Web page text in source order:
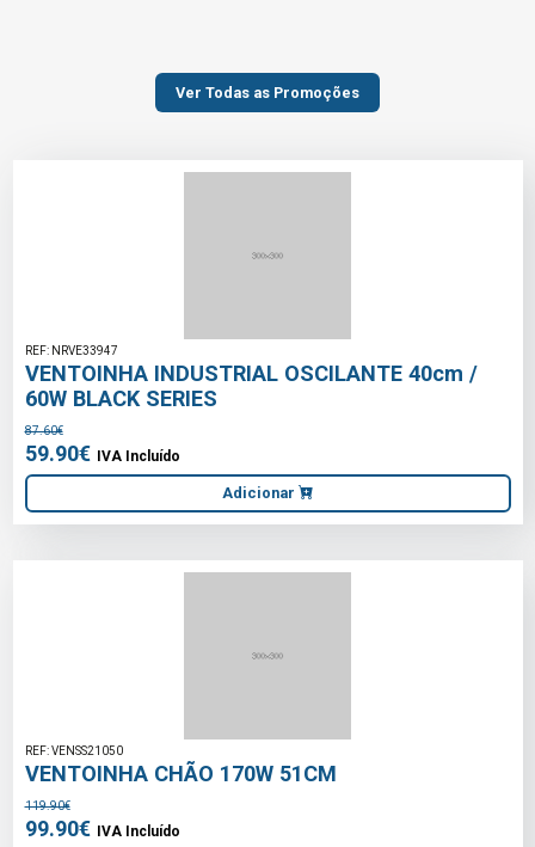
Ver Todas as Promoções
REF: NRVE33947
VENTOINHA INDUSTRIAL OSCILANTE 40cm /
60W BLACK SERIES
87.60€
59.90€ IVA Incluído
Adicionar
REF: VENSS21050
VENTOINHA CHÃO 170W 51CM
119.90€
99.90€ IVA Incluído